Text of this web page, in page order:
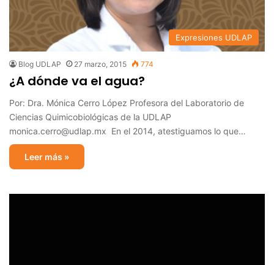
Expresiones UDLAP
Blog UDLAP 27 marzo, 2015 774
¿A dónde va el agua?
Por: Dra. Mónica Cerro López Profesora del Laboratorio de
Ciencias Quimicobiológicas de la UDLAP
monica.cerro@udlap.mx En el 2014, atestiguamos lo que…
Leer más »